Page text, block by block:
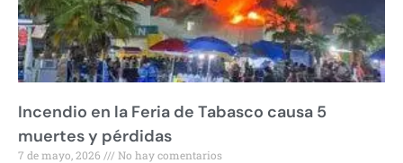
Incendio en la Feria de Tabasco causa 5
muertes y pérdidas
7 de mayo, 2026 No hay comentarios